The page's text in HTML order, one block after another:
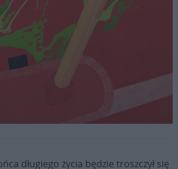
długiego życia będzie troszczył się